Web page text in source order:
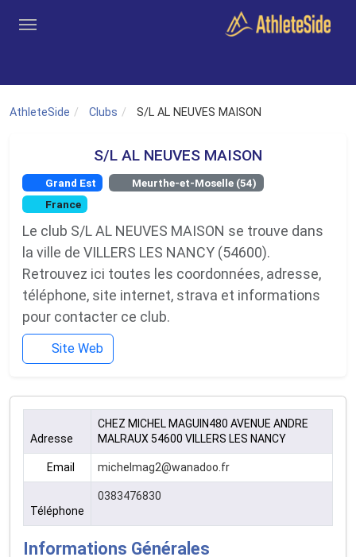
AthleteSide Clubs S/L AL NEUVES MAISON
S/L AL NEUVES MAISON
Grand Est
Meurthe-et-Moselle (54)
France
Le club S/L AL NEUVES MAISON se trouve dans
la ville de VILLERS LES NANCY (54600).
Retrouvez ici toutes les coordonnées, adresse,
téléphone, site internet, strava et informations
pour contacter ce club.
Site Web
Adresse
CHEZ MICHEL MAGUIN480 AVENUE ANDRE
MALRAUX 54600 VILLERS LES NANCY
Email michelmag2@wanadoo.fr
Téléphone
0383476830
Informations Générales